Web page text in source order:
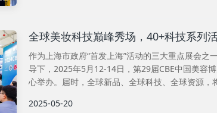
全球美妆科技巅峰秀场，40+科技系列
作为上海市政府“首发上海”活动的三大重点展会之
导下，2025年5月12-14日，第29届CBE中国美容
心举办。届时，全球新品、全球科技、全球资源，
2025-05-20